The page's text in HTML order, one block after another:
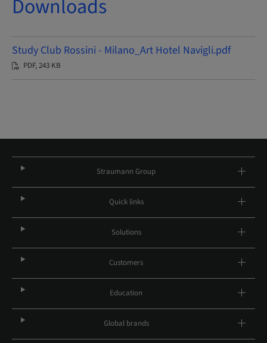
Downloads
Study Club Rossini - Milano_Art Hotel Navigli.pdf
PDF, 243 KB
Straumann Group
Quick links
Solutions
Customers
Education
Global brands